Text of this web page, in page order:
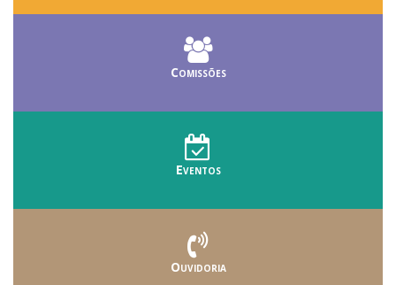
Comissões
Eventos
Ouvidoria